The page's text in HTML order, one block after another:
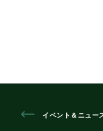
イベント＆ニュー